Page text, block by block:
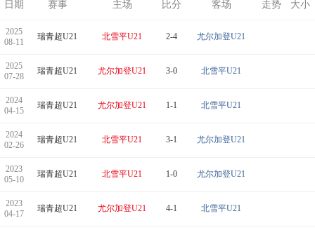
日期 赛事 主场 比分 客场 走势 大小
2025
08-11
瑞青超U21 北雪平U21 2-4 尤尔加登U21
2025
07-28
瑞青超U21 尤尔加登U21 3-0 北雪平U21
2024
04-15
瑞青超U21 尤尔加登U21 1-1 北雪平U21
2024
02-26
瑞青超U21 北雪平U21 3-1 尤尔加登U21
2023
05-10
瑞青超U21 北雪平U21 1-0 尤尔加登U21
2023
04-17
瑞青超U21 尤尔加登U21 4-1 北雪平U21